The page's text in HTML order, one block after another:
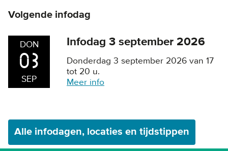
Volgende infodag
DON
03
SEP
Infodag 3 september 2026
Donderdag 3 september 2026 van 17
tot 20 u.
Meer info
Alle infodagen, locaties en tijdstippen